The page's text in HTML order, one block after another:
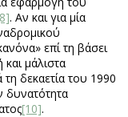
. Αν και για μία
επί τη βάσει
και μάλιστα
τη δεκαετία του 1990
δυνατότητα
[10].